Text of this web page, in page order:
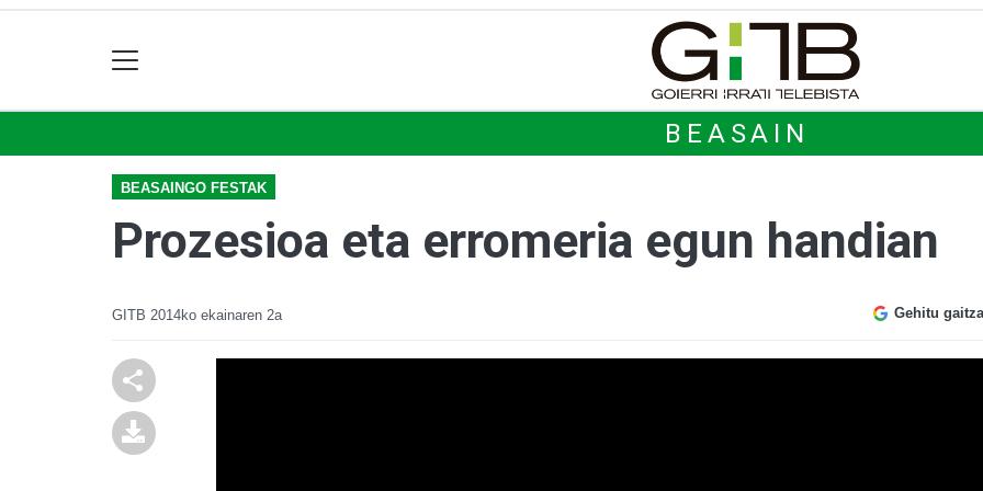
BEASAIN
BEASAINGO FESTAK
Prozesioa eta erromeria egun handian
GITB 2014ko ekainaren 2a Gehitu